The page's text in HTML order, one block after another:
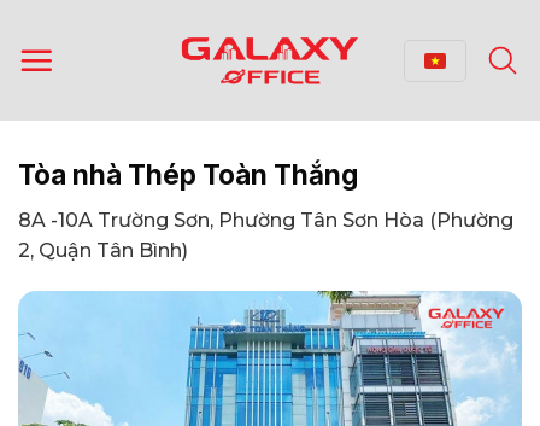
qua
nội
Tòa nhà Thép Toàn Thắng
8A -10A Trường Sơn, Phường Tân Sơn Hòa (Phường
2, Quận Tân Bình)